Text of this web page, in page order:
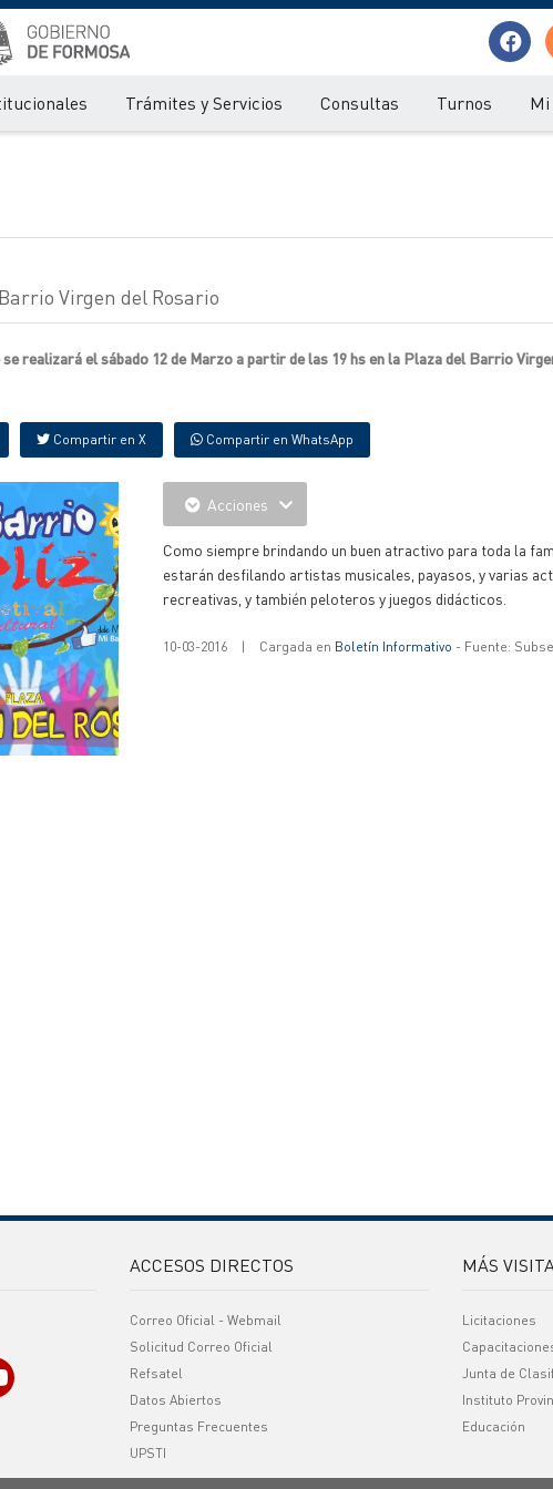
Trámites y Servicios Consultas Turnos
Virgen del Rosario
realizará el sábado 12 de Marzo a partir de las 19 hs en la Plaza del Barrio
Compartir en X Compartir en WhatsApp
Acciones
Como siempre brindando un buen atractivo para toda la
estarán desfilando artistas musicales, payasos, y varias
recreativas, y también peloteros y juegos didácticos.
10-03-2016 | Cargada en Boletín Informativo - Fuente:
ACCESOS DIRECTOS
Correo Oficial - Webmail
Solicitud Correo Oficial
Refsatel
Datos Abiertos
Preguntas Frecuentes
UPSTI
MÁS
Licitaciones
Junta de
Instituto
Educación